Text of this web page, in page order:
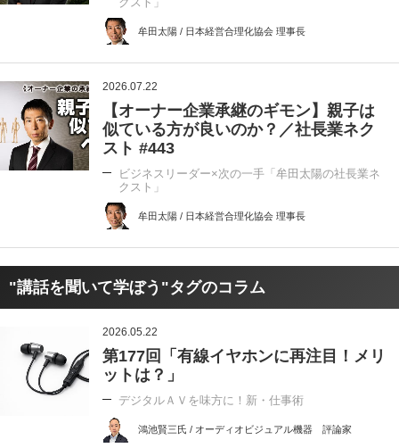
牟田太陽 / 日本経営合理化協会 理事長
2026.07.22
【オーナー企業承継のギモン】親子は
似ている方が良いのか？／社長業ネク
スト #443
ビジネスリーダー×次の一手「牟田太陽の社長業ネ
クスト」
牟田太陽 / 日本経営合理化協会 理事長
"講話を聞いて学ぼう"タグのコラム
2026.05.22
第177回「有線イヤホンに再注目！メリ
ットは？」
デジタルＡＶを味方に！新・仕事術
鴻池賢三氏 / オーディオビジュアル機器 評論家